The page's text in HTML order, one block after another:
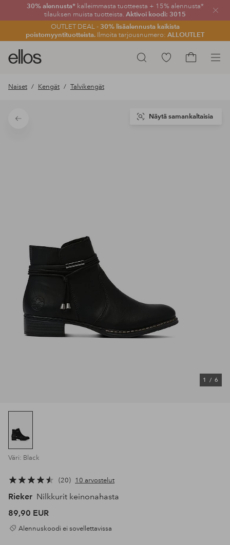
30% alennusta*kalleimmasta tuotteesta + 15% alennusta*
tilauksen muista tuotteista. Aktivoi koodi: 3015
OUTLET DEAL -30% lisäalennusta kaikista
poistomyyntituotteista. Ilmoita tarjousnumero: ALLOUTLET
Sulje
Hae
Ellos-
logo
siirry
Siirry
Naiset Kengät Talvikengät
Takaisin
1 / 6
Näytä samankaltaisia
Väri: Black
20 10 arvostelut
Rieker Nilkkurit keinonahasta
89,90 EUR
Alennuskoodi ei sovellettavissa